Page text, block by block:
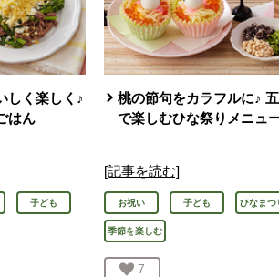
しく楽しく♪
はん
子ども
桃の節句をカラフルに♪
で楽しむひな祭りメニュ
[記事を読む]
お祝い 子ども ひなまつ
季節を楽しむ
お気に入り登録：
7